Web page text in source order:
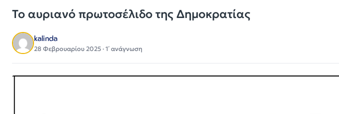
Το αυριανό πρωτοσέλιδο της Δημοκρατίας
kalinda
28 Φεβρουαρίου 2025 · 1΄ ανάγνωση